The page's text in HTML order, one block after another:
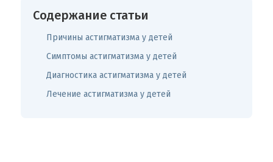
Содержание статьи
Причины астигматизма у детей
Симптомы астигматизма у детей
Диагностика астигматизма у детей
Лечение астигматизма у детей